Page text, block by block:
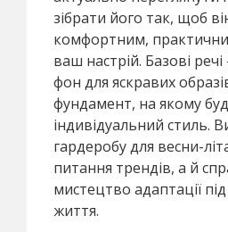
зібрати його так, щоб
комфортним,
ваш настрій. Базові
фон для яскравих
фундамент, на якому
індивідуальний стиль.
гардеробу для весни-
питання трендів, а й
мистецтво адаптації
життя.